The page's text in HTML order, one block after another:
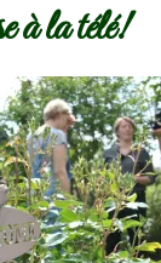
à la télé!